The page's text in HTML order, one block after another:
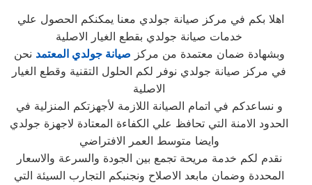
خدمات صيانة جولدي بقطع الغيار الاصلية
وبشهادة ضمان معتمدة من مركز صيانة جولدي المعتمد نحن
في مركز صيانة جولدي نوفر لكم الحلول التقنية وقطع الغيار
الاصلية
و نساعدكم في اتمام الصيانة اللازمة لأجهزتكم المنزلية في
الحدود الامنة التي تحافظ علي الكفاءة المعتادة لاجهزة جولدي
وايضا متوسط العمر الافتراضي
نقدم لكم خدمة مريحة تجمع بين الجودة والسرعة والاسعار
المحددة وضمان مابعد الاصلاح ونجنبكم التجارب السيئة التي